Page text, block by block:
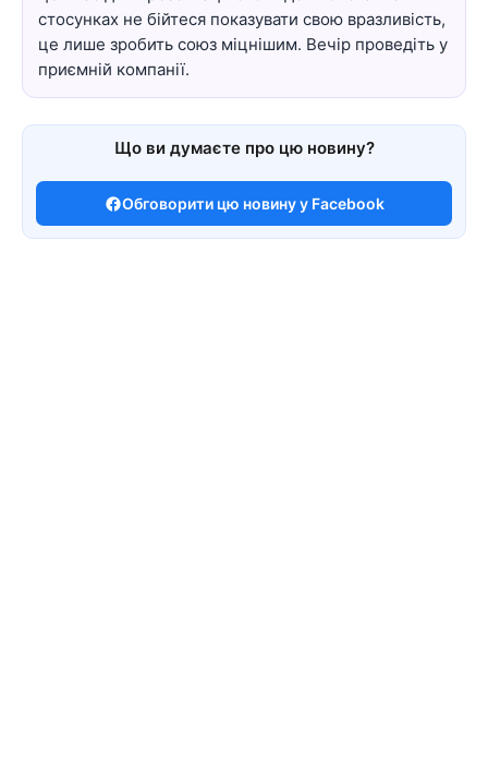
стосунках не бійтеся показувати свою вразливість,
це лише зробить союз міцнішим. Вечір проведіть у
приємній компанії.
Що ви думаєте про цю новину?
Обговорити цю новину у Facebook